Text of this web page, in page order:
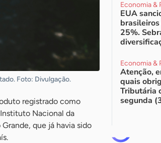
Foto: Divulgação.
registrado como
Nacional da
que já havia sido
Economia &
EUA
25%.
Economia &
Atenção,
quais
Tributária
segunda